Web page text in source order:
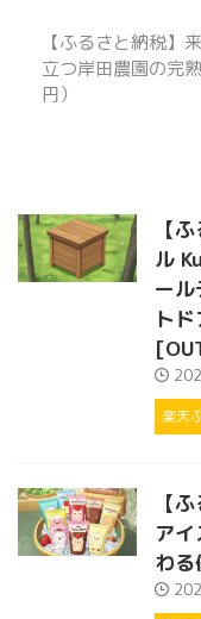
【ふるさと納税】
立つ岸田農園の完
円）
【
ル
ー
ト
楽天
【
ア
わる